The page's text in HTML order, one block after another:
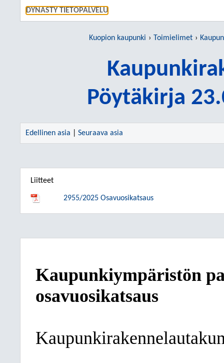
DYNASTY TIETOPALVELU
Kuopion kaupunki Toimielimet
Pöytäkirja
Edellinen asia Seuraava asia
Liitteet
2955/2025 Osavuosikatsaus
Kaupunkiympäristön
osavuosikatsaus